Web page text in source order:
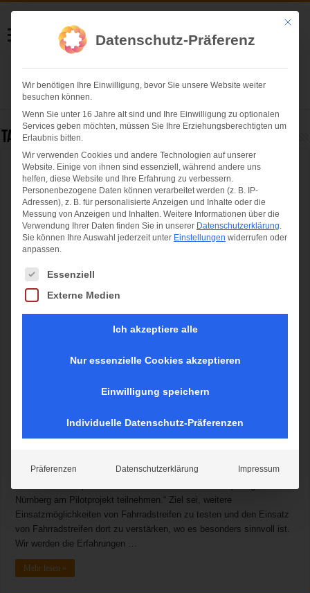
Helmut Swoboda
Fotografie
Herzlich willkommen
Tag Archives:
Herrmann: Ausbau der Radl-Streifen bei der
Bayerischen Polizei
Ausbau der Radl-Streifen bei der Bayerischen Polizei: Bayerns
Polizei-Fahrradstaffeln vor – Fahrradeinsatz wird ausgeweitet
der Münchner Polizei die erste hauptamtliche Fahrradstaffel der
Bayerischen Polizei vorgestellt. „Seit Anfang April 2022 erproben wir
Fahrradstaffel in München“, erklärte Herrmann. „Ab Juli 2022 wird
Nürnberg am Pilotprojekt teilnehmen.“ Ziel sei, weitere
Einsatzmöglichkeiten von Fahrradstreifen zu testen und den Einsatz
von Fahrradstreifen dort zu verstärken, wo es besonders sinnvoll ist.
Wir werden die Erfahrungen …
Mehr lesen »
Mit
Datenschutz-Präferenz
Wir benötigen Ihre Einwilligung, bevor Sie unsere Website weiter
besuchen können.
Wenn Sie unter 16 Jahre alt sind und Ihre Einwilligung zu optionalen
Services geben möchten, müssen Sie Ihre Erziehungsberechtigten um
Erlaubnis bitten.
Wir verwenden Cookies und andere Technologien auf unserer
Website. Einige von ihnen sind essenziell, während andere uns
helfen, diese Website und Ihre Erfahrung zu verbessern.
Personenbezogene Daten können verarbeitet werden (z. B. IP-
Adressen), z. B. für personalisierte Anzeigen und Inhalte oder die
Messung von Anzeigen und Inhalten. Weitere Informationen über die
Verwendung Ihrer Daten finden Sie in unserer Datenschutzerklärung.
Sie können Ihre Auswahl jederzeit unter Einstellungen widerrufen oder
anpassen.
Es folgt eine Liste der Service-Gruppen, für die eine Einwilligung
Essenziell
Externe Medien
Ich akzeptiere alle
Nur essenzielle Cookies akzeptieren
Einwilligung speichern
Individuelle Datenschutz-Präferenzen
Präferenzen Datenschutzerklärung Impressum